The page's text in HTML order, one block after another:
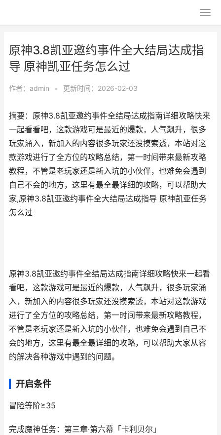
原神3.8凯亚邀约事件全大结局达成指
导 原神凯亚任务怎么过
作者： admin • 更新时间：2026-02-03
摘要：原神3.8凯亚邀约事件全结局达成指南详细攻略快来
一起看看吧，这款游戏可是最近的爆款，人气飙升，很多
玩家涌入，新加入的内容很多玩家还没摸索透，本站对这
款游戏进行了全方位的攻略总结，第一时间带来最新攻略
教程，不管是老玩家还是新入坑的小伙伴，也难免会遇到
自己不会的地方，这里有最全最详细的攻略，可以帮助大
家,原神3.8凯亚邀约事件全大结局达成指导 原神凯亚任务
怎么过
原神3.8凯亚邀约事件全结局达成指南详细攻略快来一起看
看吧，这款游戏可是最近的爆款，人气飙升，很多玩家涌
入，新加入的内容很多玩家还没摸索透，本站对这款游戏
进行了全方位的攻略总结，第一时间带来最新攻略教程，
不管是老玩家还是新入坑的小伙伴，也难免会遇到自己不
会的地方，这里有最全最详细的攻略，可以帮助大家从容
的解决各种游戏中遇到的问题。
开启条件
冒险等阶≥35
完成魔神任务：第三章·第六幕「卡利贝尔」